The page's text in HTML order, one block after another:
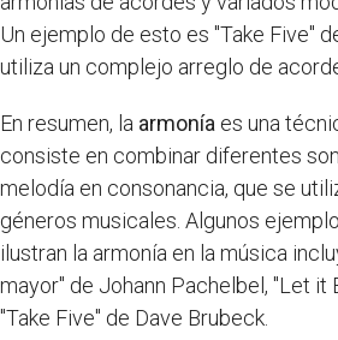
Un ejemplo de esto es "Take Five"
utiliza un complejo arreglo de
En resumen, la armonía es una
consiste en combinar diferentes
melodía en consonancia, que se
géneros musicales. Algunos
ilustran la armonía en la música
mayor" de Johann Pachelbel, "Let it
"Take Five" de Dave Brubeck.